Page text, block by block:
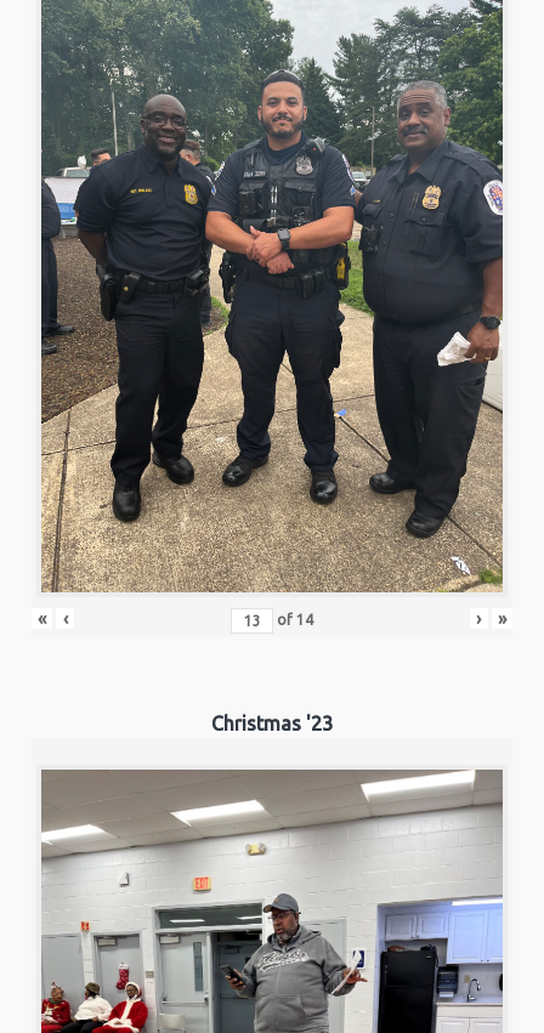
« ‹ of 14 › »
Christmas '23